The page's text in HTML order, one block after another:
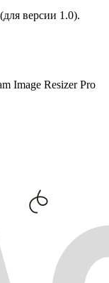
версии 1.0).
Image Resizer Pro